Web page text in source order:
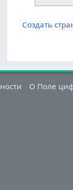
Создать
О Поле